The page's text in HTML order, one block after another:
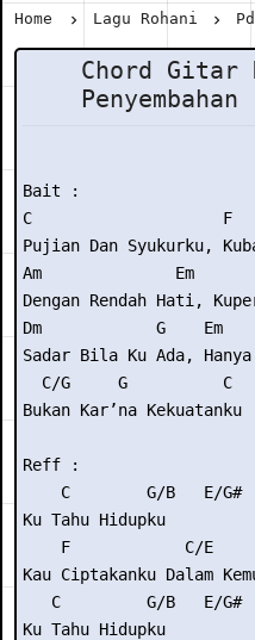
Home Lagu Rohani
Chord Gitar
Bait :
C                    F
Pujian Dan Syukurku,
Am              Em
Dengan Rendah Hati,
Dm            G    Em
Sadar Bila Ku Ada, Hanya
C/G     G          C
Bukan Kar’na Kekuatanku
Reff :
C        G/B   E/G#
Ku Tahu Hidupku
F            C/E
Kau Ciptakanku Dalam
C         G/B   E/G#
Ku Tahu Hidupku